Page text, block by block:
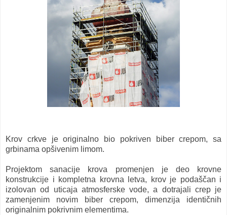
Krov crkve je originalno bio pokriven biber crepom, sa
grbinama opšivenim limom.
Projektom sanacije krova promenjen je deo krovne
konstrukcije i kompletna krovna letva, krov je podaščan i
izolovan od uticaja atmosferske vode, a dotrajali crep je
zamenjenim novim biber crepom, dimenzija identičnih
originalnim pokrivnim elementima.